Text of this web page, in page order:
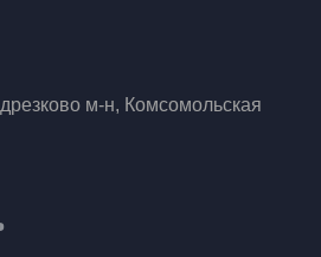
м-н, Комсомольская